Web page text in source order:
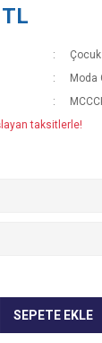
Moda
taksitlerle!
SEPETE EKLE